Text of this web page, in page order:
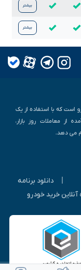
بیشتر
بیشتر
است که با استفاده از یک
معاملات روز بازار،
می دهد.
دانلود برنامه
آنلاین خرید خودرو